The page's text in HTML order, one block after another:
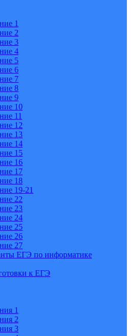
1
2
3
4
5
6
7
8
9
10
11
12
13
14
15
16
17
18
19-21
22
23
24
25
26
27
ЕГЭ по информатике
к ЕГЭ
1
2
3